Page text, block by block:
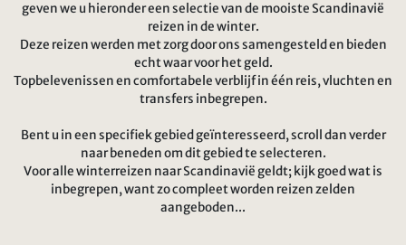
geven we u hieronder een selectie van de mooiste Scandinavië
reizen in de winter.
Deze reizen werden met zorg door ons samengesteld en bieden
echt waar voor het geld.
Topbelevenissen en comfortabele verblijf in één reis, vluchten en
transfers inbegrepen.
Bent u in een specifiek gebied geïnteresseerd, scroll dan verder
naar beneden om dit gebied te selecteren.
Voor alle winterreizen naar Scandinavië geldt; kijk goed wat is
inbegrepen, want zo compleet worden reizen zelden
aangeboden...